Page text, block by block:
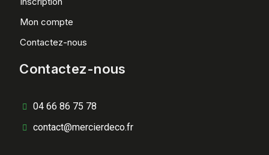
Mon compte
Contactez-nous
Contactez-nous
04 66 86 75 78
contact@mercierdeco.fr